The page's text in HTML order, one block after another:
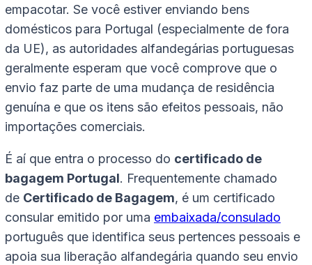
empacotar. Se você estiver enviando bens
domésticos para Portugal (especialmente de fora
da UE), as autoridades alfandegárias portuguesas
geralmente esperam que você comprove que o
envio faz parte de uma mudança de residência
genuína e que os itens são efeitos pessoais, não
importações comerciais.
É aí que entra o processo do certificado de
bagagem Portugal. Frequentemente chamado
de Certificado de Bagagem, é um certificado
consular emitido por uma embaixada/consulado
português que identifica seus pertences pessoais e
apoia sua liberação alfandegária quando seu envio